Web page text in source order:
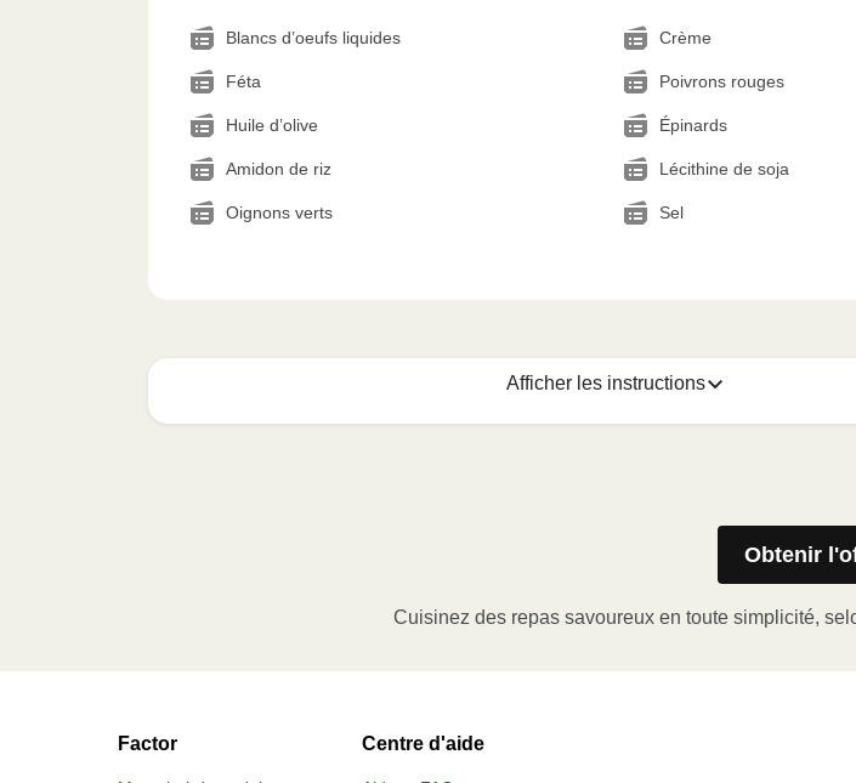
Blancs d’oeufs liquides Crème
Féta Poivrons rouges
Huile d’olive Épinards
Amidon de riz Lécithine de soja
Oignons verts Sel
Afficher les instructions
Voici quoi faire :
Retirer le contenu de l’emballage et le placer sur une assiette allant au
Réchauffer à puissance élevée ou jusqu’à une température interne de
2
Obtenir
Cuisinez des repas savoureux en toute simplicité,
Factor Centre d'aide